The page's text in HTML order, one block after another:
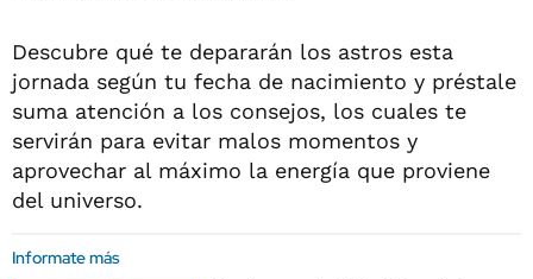
Descubre qué te depararán los astros esta
jornada según tu fecha de nacimiento y préstale
suma atención a los consejos, los cuales te
servirán para evitar malos momentos y
aprovechar al máximo la energía que proviene
del universo.
Informate más